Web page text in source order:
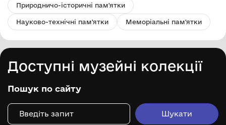
Природничо-історичні пам'ятки
Науково-технічні пам'ятки Меморіальні пам'ятки
Доступні музейні колекції
Пошук по сайту